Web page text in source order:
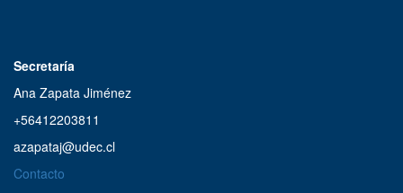
19:00 a 20:00
Secretaría
Ana Zapata Jiménez
+56412203811
azapataj@udec.cl
Contacto